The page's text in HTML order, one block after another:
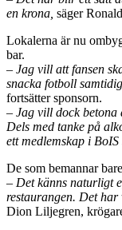
en krona, säger
Lokalerna är nu
bar.
– Jag vill att fansen
snacka fotboll
fortsätter sponsorn.
– Jag vill dock betona
Dels med tanke på
ett medlemskap i
De som bemannar
– Det känns naturligt
restaurangen. Det har
Dion Liljegren,